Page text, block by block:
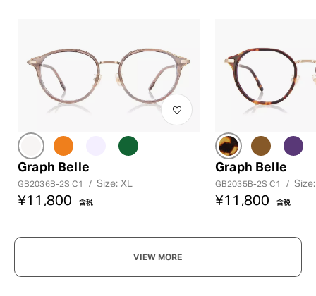
Graph Belle
GB2036B-2S C1 / Size: XL
¥11,800 含税
Graph Belle
GB2035B-2S C1 /
¥11,800 含税
VIEW MORE